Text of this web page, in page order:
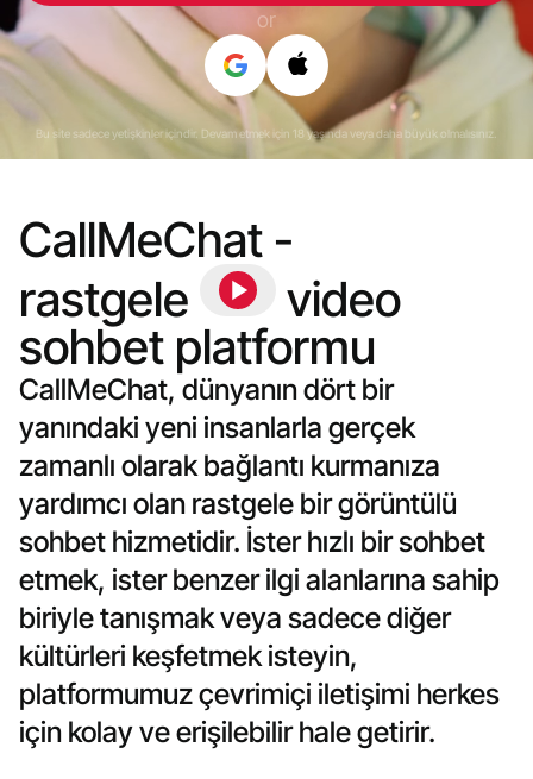
or
Bu site sadece yetişkinler içindir. Devam etmek için 18 yaşında veya daha büyük olmalısınız.
CallMeChat -
rastgele
video
sohbet platformu
CallMeChat, dünyanın dört bir
yanındaki yeni insanlarla gerçek
zamanlı olarak bağlantı kurmanıza
yardımcı olan rastgele bir görüntülü
sohbet hizmetidir. İster hızlı bir sohbet
etmek, ister benzer ilgi alanlarına sahip
biriyle tanışmak veya sadece diğer
kültürleri keşfetmek isteyin,
platformumuz çevrimiçi iletişimi herkes
için kolay ve erişilebilir hale getirir.